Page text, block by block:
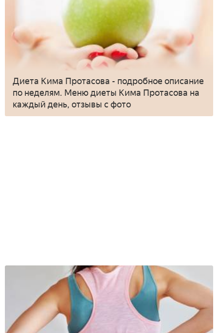
Диета Кима Протасова - подробное описание
по неделям. Меню диеты Кима Протасова на
каждый день, отзывы с фото